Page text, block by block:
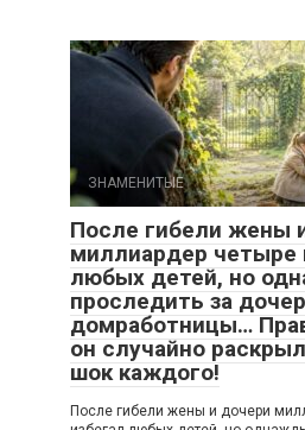
ЗНАМЕНИТЫЕ
После гибели жены
миллиардер четыре
любых детей, но
проследить за
домработницы…
он случайно
шок каждого!
После гибели жены и дочери